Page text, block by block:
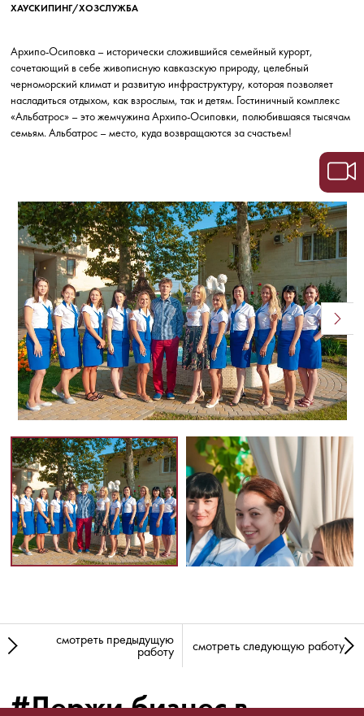
ХАУСКИПИНГ/ХОЗСЛУЖБА
Архипо-Осиповка – исторически сложившийся семейный курорт,
сочетающий в себе живописную кавказскую природу, целебный
черноморский климат и развитую инфраструктуру, которая позволяет
насладиться отдыхом, как взрослым, так и детям. Гостиничный комплекс
«Альбатрос» – это жемчужина Архипо-Осиповки, полюбившаяся тысячам
семьям.Альбатрос – место, куда возвращаются за счастьем!
смотреть предыдущую
работу смотреть следующую работу
#Держи бизнес в